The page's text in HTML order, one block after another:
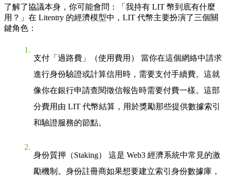
了解了協議本身，你可能會問：「我持有 LIT 幣到底有什麼
用？」在 Litentry 的經濟模型中，LIT 代幣主要扮演了三個關
鍵角色：
支付「過路費」（使用費用）
當你在這個網絡中請求
進行身份驗證或計算信用時，需要支付手續費。這就
像你在銀行申請查閱徵信報告時需要付費一樣。這部
分費用由 LIT 代幣結算，用於獎勵那些提供數據索引
和驗證服務的節點。
身份質押（Staking）
這是 Web3 經濟系統中常見的激
勵機制。身份註冊商如果想要建立索引身份數據庫，